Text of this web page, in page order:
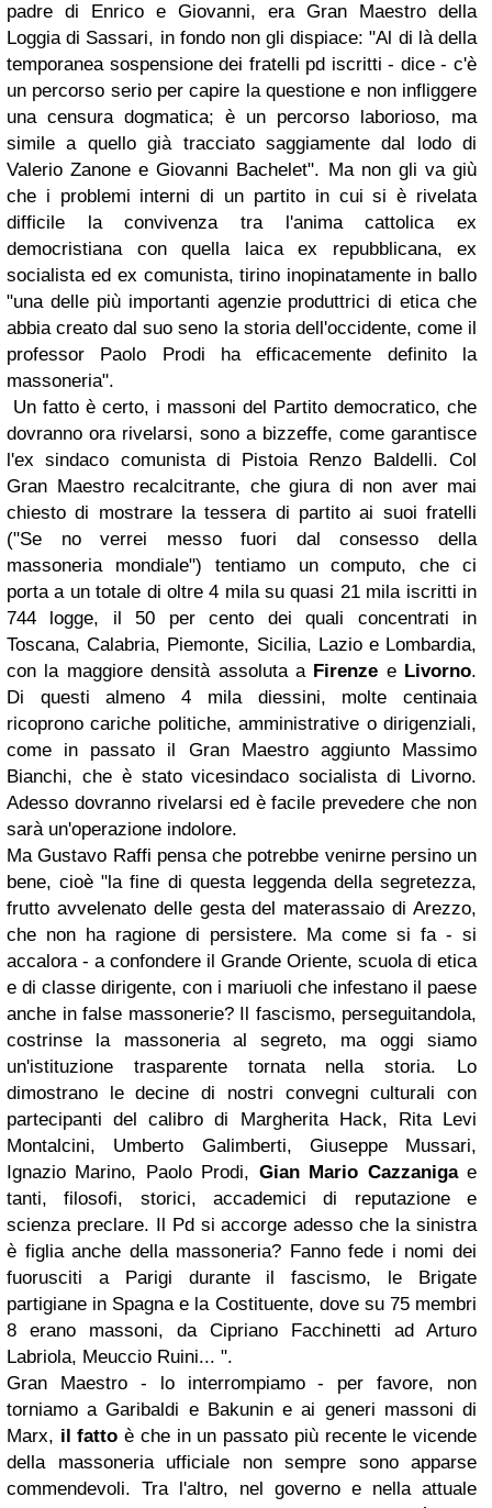
padre di Enrico e Giovanni, era Gran Maestro della
Loggia di Sassari, in fondo non gli dispiace: "Al di là della
temporanea sospensione dei fratelli pd iscritti - dice - c'è
un percorso serio per capire la questione e non infliggere
una censura dogmatica; è un percorso laborioso, ma
simile a quello già tracciato saggiamente dal lodo di
Valerio Zanone e Giovanni Bachelet". Ma non gli va giù
che i problemi interni di un partito in cui si è rivelata
difficile la convivenza tra l'anima cattolica ex
democristiana con quella laica ex repubblicana, ex
socialista ed ex comunista, tirino inopinatamente in ballo
"una delle più importanti agenzie produttrici di etica che
abbia creato dal suo seno la storia dell'occidente, come il
professor Paolo Prodi ha efficacemente definito la
massoneria".
Un fatto è certo, i massoni del Partito democratico, che
dovranno ora rivelarsi, sono a bizzeffe, come garantisce
l'ex sindaco comunista di Pistoia Renzo Baldelli. Col
Gran Maestro recalcitrante, che giura di non aver mai
chiesto di mostrare la tessera di partito ai suoi fratelli
("Se no verrei messo fuori dal consesso della
massoneria mondiale") tentiamo un computo, che ci
porta a un totale di oltre 4 mila su quasi 21 mila iscritti in
744 logge, il 50 per cento dei quali concentrati in
Toscana, Calabria, Piemonte, Sicilia, Lazio e Lombardia,
con la maggiore densità assoluta a Firenze e Livorno.
Di questi almeno 4 mila diessini, molte centinaia
ricoprono cariche politiche, amministrative o dirigenziali,
come in passato il Gran Maestro aggiunto Massimo
Bianchi, che è stato vicesindaco socialista di Livorno.
Adesso dovranno rivelarsi ed è facile prevedere che non
sarà un'operazione indolore.
Ma Gustavo Raffi pensa che potrebbe venirne persino un
bene, cioè "la fine di questa leggenda della segretezza,
frutto avvelenato delle gesta del materassaio di Arezzo,
che non ha ragione di persistere. Ma come si fa - si
accalora - a confondere il Grande Oriente, scuola di etica
e di classe dirigente, con i mariuoli che infestano il paese
anche in false massonerie? Il fascismo, perseguitandola,
costrinse la massoneria al segreto, ma oggi siamo
un'istituzione trasparente tornata nella storia. Lo
dimostrano le decine di nostri convegni culturali con
partecipanti del calibro di Margherita Hack, Rita Levi
Montalcini, Umberto Galimberti, Giuseppe Mussari,
Ignazio Marino, Paolo Prodi, Gian Mario Cazzanigae
tanti, filosofi, storici, accademici di reputazione e
scienza preclare. Il Pd si accorge adesso che la sinistra
è figlia anche della massoneria? Fanno fede i nomi dei
fuorusciti a Parigi durante il fascismo, le Brigate
partigiane in Spagna e la Costituente, dove su 75 membri
8 erano massoni, da Cipriano Facchinetti ad Arturo
Labriola, Meuccio Ruini... ".
Gran Maestro - lo interrompiamo - per favore, non
torniamo a Garibaldi e Bakunin e ai generi massoni di
Marx, il fatto è che in un passato più recente le vicende
della massoneria ufficiale non sempre sono apparse
commendevoli. Tra l'altro, nel governo e nella attuale